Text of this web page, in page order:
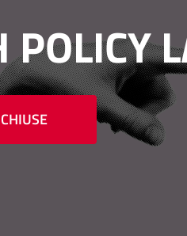
POLICY